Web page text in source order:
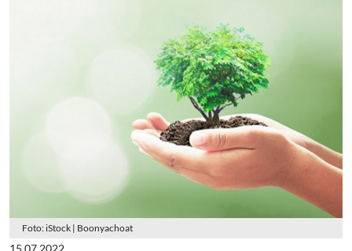
Foto: iStock | Boonyachoat
15.07.2022